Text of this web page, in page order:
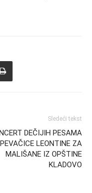
Sledeći tekst
DEČIJIH PESAMA
LEONTINE ZA
MALIŠANE IZ OPŠTINE
KLADOVO